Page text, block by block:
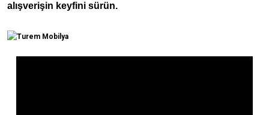
alışverişin keyfini sürün.